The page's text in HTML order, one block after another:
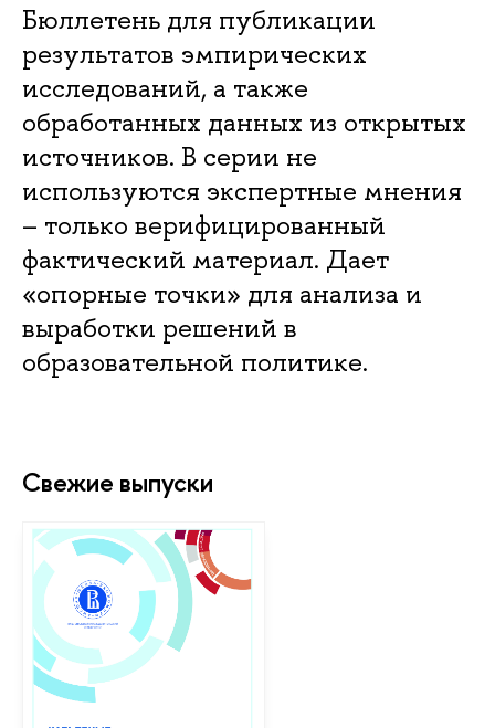
Бюллетень для публикации
результатов эмпирических
исследований, а также
обработанных данных из открытых
источников. В серии не
используются экспертные мнения
– только верифицированный
фактический материал. Дает
«опорные точки» для анализа и
выработки решений в
образовательной политике.
Свежие выпуски